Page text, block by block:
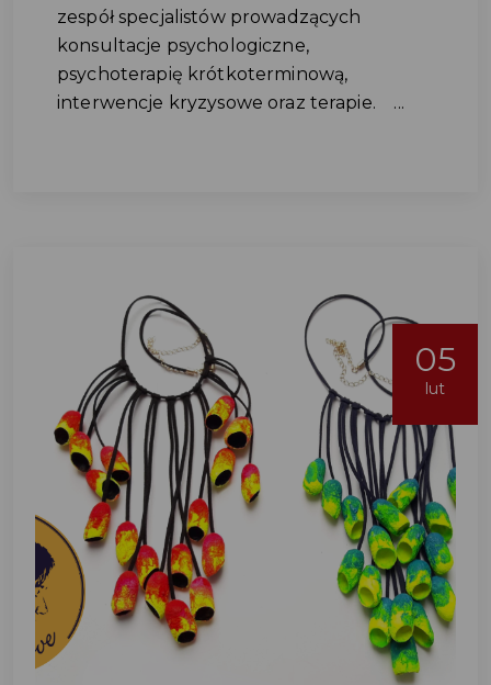
zespół specjalistów prowadzących
konsultacje psychologiczne,
psychoterapię krótkoterminową,
interwencje kryzysowe oraz terapie. ...
05
lut